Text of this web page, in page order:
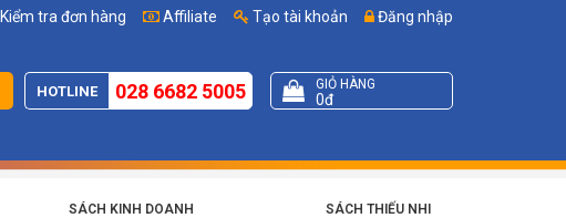
Affiliate Tạo tài khoản Đăng nhập
Kiểm tra đơn hàng
HOTLINE 028 6682 5005 GIỎ HÀNG
0đ
SÁCH KINH DOANH SÁCH THIẾU NHI